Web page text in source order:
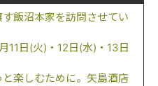
す飯沼本家を訪問させてい
11日(火)・12日(水)・13日
楽しむために。矢島酒店